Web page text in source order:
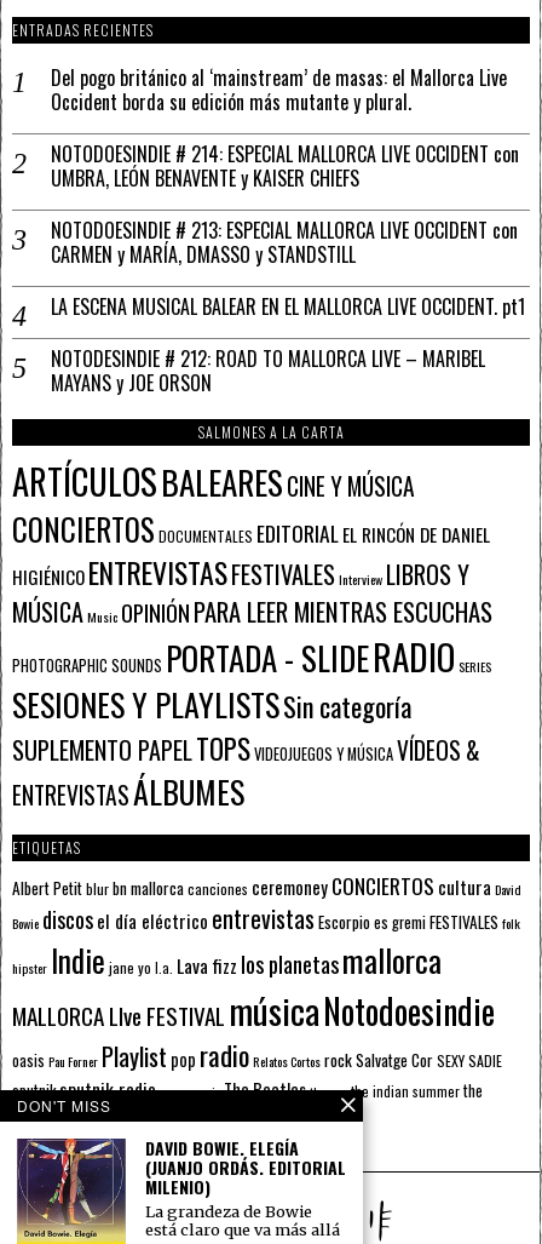
ENTRADAS RECIENTES
Del pogo británico al ‘mainstream’ de masas: el Mallorca Live
Occident borda su edición más mutante y plural.
NOTODOESINDIE # 214: ESPECIAL MALLORCA LIVE OCCIDENT con
UMBRA, LEÓN BENAVENTE y KAISER CHIEFS
NOTODOESINDIE # 213: ESPECIAL MALLORCA LIVE OCCIDENT con
CARMEN y MARÍA, DMASSO y STANDSTILL
LA ESCENA MUSICAL BALEAR EN EL MALLORCA LIVE OCCIDENT. pt1
NOTODESINDIE # 212: ROAD TO MALLORCA LIVE – MARIBEL
MAYANS y JOE ORSON
SALMONES A LA CARTA
ARTÍCULOSBALEARESCINE Y MÚSICA
CONCIERTOS DOCUMENTALES EDITORIALEL RINCÓN DE DANIEL
HIGIÉNICOENTREVISTASFESTIVALESInterview LIBROS Y
MÚSICAMusic OPINIÓNPARA LEER MIENTRAS ESCUCHAS
PHOTOGRAPHIC SOUNDS PORTADA - SLIDERADIO SERIES
SESIONES Y PLAYLISTSSin categoría
SUPLEMENTO PAPELTOPSVIDEOJUEGOS Y MÚSICAVÍDEOS &
ENTREVISTASÁLBUMES
ETIQUETAS
Albert Petitblurbn mallorcacanciones ceremoneyCONCIERTOS cultura David
Bowie discosel día eléctrico entrevistas Escorpioes gremiFESTIVALES folk
hipster Indie jane yo l.a. Lava fizz los planetasmallorca
MALLORCA LIve FESTIVAL músicaNotodoesindie
oasis Pau Forner Playlist pop radioRelatos CortosrockSalvatge CorSEXY SADIE
sputniksputnik radiosummer pieThe Beatlesthe curethe indian summerthe
prussiansthe wheelsu2veranoálbumes
DON'T MISS
DAVID BOWIE. ELEGÍA
(JUANJO ORDÁS. EDITORIAL
MILENIO)
La grandeza de Bowie
está claro que va más allá